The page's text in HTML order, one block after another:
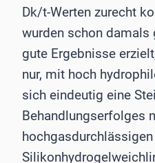
Dk/t-Werten zurecht
wurden schon
gute Ergebnisse
nur, mit hoch
sich eindeutig eine
Behandlungserfolges
hochgasdurchlässigen